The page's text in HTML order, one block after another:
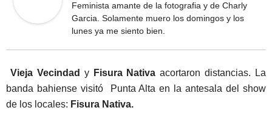
Feminista amante de la fotografia y de Charly
Garcia. Solamente muero los domingos y los
lunes ya me siento bien.
Vieja Vecindad y Fisura Nativa acortaron distancias. La
banda bahiense visitó Punta Alta en la antesala del show
de los locales: Fisura Nativa.